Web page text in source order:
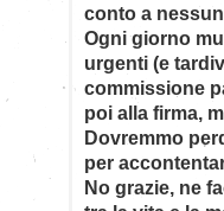
conto a
Ogni giorno
urgenti (e
commissione
poi alla firma,
Dovremmo
per
No grazie, ne